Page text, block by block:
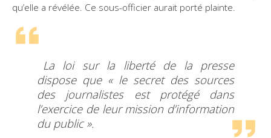
qu’elle a révélée. Ce sous-officier aurait porté plainte.
La loi sur la liberté de la presse
dispose que « le secret des sources
des journalistes est protégé dans
l’exercice de leur mission d’information
du public ».